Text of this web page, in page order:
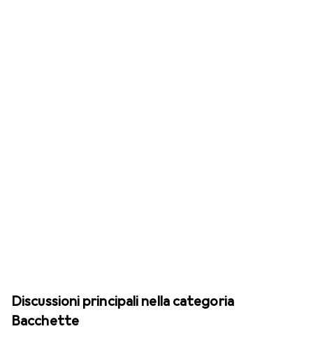
Discussioni principali nella categoria
Bacchette